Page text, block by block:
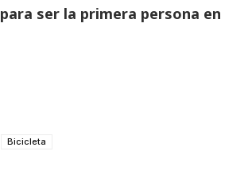
para ser la primera persona en
Bicicleta